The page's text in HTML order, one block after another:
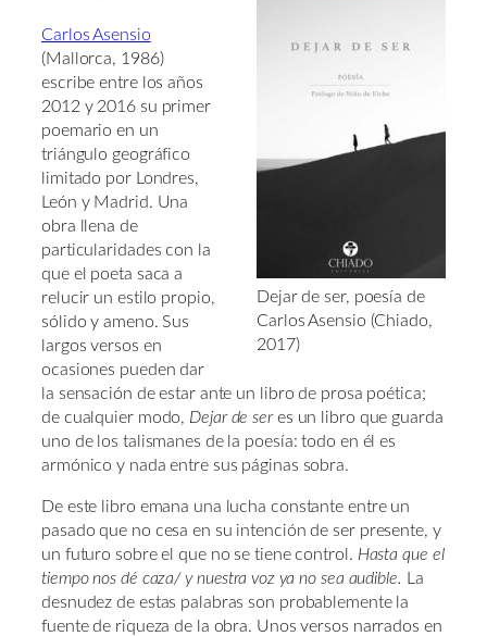
Dejar de ser, poesía de
Carlos Asensio (Chiado,
2017)
Carlos Asensio
(Mallorca, 1986)
escribe entre los años
2012 y 2016 su primer
poemario en un
triángulo geográfico
limitado por Londres,
León y Madrid. Una
obra llena de
particularidades con la
que el poeta saca a
relucir un estilo propio,
sólido y ameno. Sus
largos versos en
ocasiones pueden dar
la sensación de estar ante un libro de prosa poética;
de cualquier modo, Dejar de seres un libro que guarda
uno de los talismanes de la poesía: todo en él es
armónico y nada entre sus páginas sobra.
De este libro emana una lucha constante entre un
pasado que no cesa en su intención de ser presente, y
un futuro sobre el que no se tiene control. Hasta que el
tiempo nos dé caza/ y nuestra voz ya no sea audible.
La
desnudez de estas palabras son probablemente la
fuente de riqueza de la obra. Unos versos narrados en